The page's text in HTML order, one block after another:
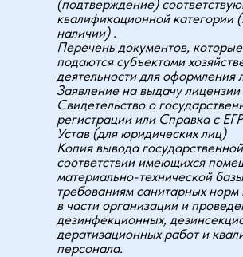
(подтверждение)
квалификационной категории
наличии) .
Перечень документов, которые
подаются субъектами
деятельности для оформления
Заявление на выдачу лицензии
Свидетельство о
регистрации или Справка с
Устав (для юридических лиц)
Копия вывода
соответствии имеющихся
материально-технической базы
требованиям санитарных норм
в части организации и
дезинфекционных,
дератизационных работ и
персонала.